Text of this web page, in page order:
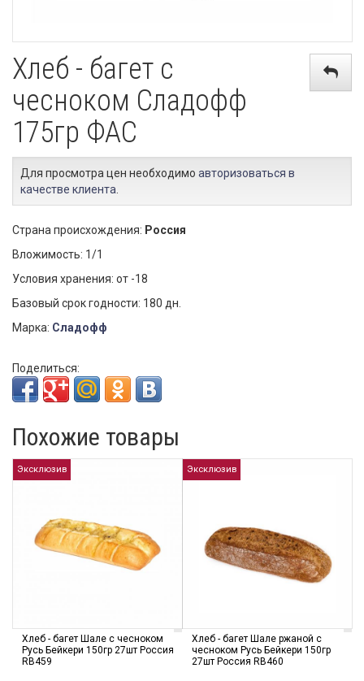
Хлеб - багет с
чесноком Сладофф
175гр ФАС
Для просмотра цен необходимо авторизоваться в
качестве клиента
Страна происхождения: Россия
Вложимость: 1/1
Условия хранения: от -18
Базовый срок годности: 180 дн.
Марка: Сладофф
Поделиться:
Похожие товары
Эксклюзив
Хлеб - багет Шале с чесноком
Русь Бейкери 150гр 27шт Россия
RB459
Эксклюзив
Хлеб - багет Шале ржаной с
чесноком Русь Бейкери 150гр
27шт Россия RB460